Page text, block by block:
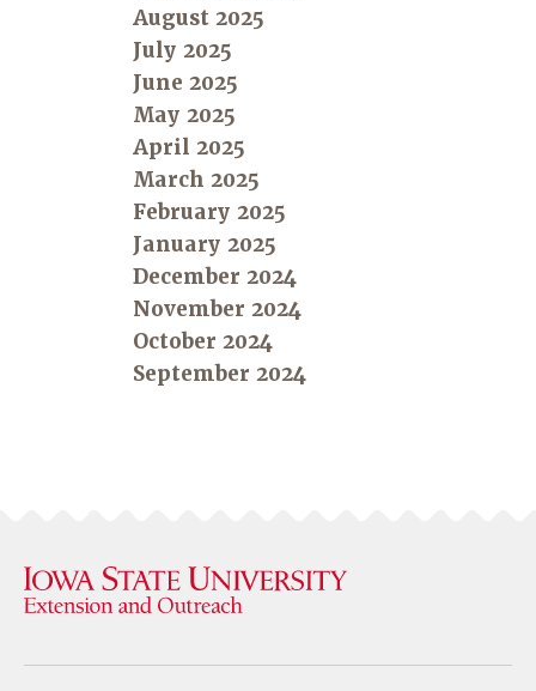
August 2025
July 2025
June 2025
May 2025
April 2025
March 2025
February 2025
January 2025
December 2024
November 2024
October 2024
September 2024